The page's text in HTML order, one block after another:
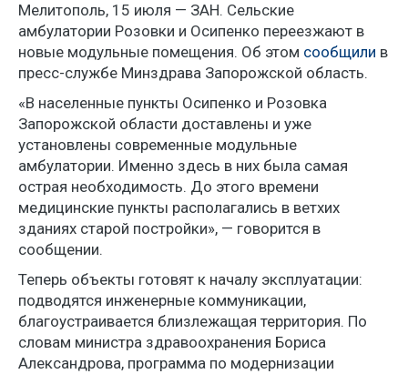
Мелитополь, 15 июля — ЗАН. Сельские
амбулатории Розовки и Осипенко переезжают в
новые модульные помещения. Об этом сообщили в
пресс-службе Минздрава Запорожской область.
«В населенные пункты Осипенко и Розовка
Запорожской области доставлены и уже
установлены современные модульные
амбулатории. Именно здесь в них была самая
острая необходимость. До этого времени
медицинские пункты располагались в ветхих
зданиях старой постройки», — говорится в
сообщении.
Теперь объекты готовят к началу эксплуатации:
подводятся инженерные коммуникации,
благоустраивается близлежащая территория. По
словам министра здравоохранения Бориса
Александрова, программа по модернизации